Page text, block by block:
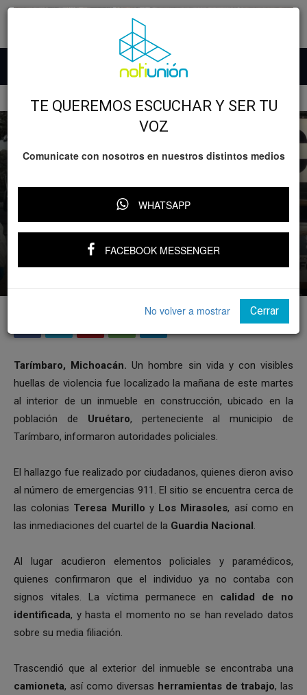
Michoacán
Hallan a hombre muerto y con huellas de
violencia en zona de Tarímbaro; está sin
Tarímbaro, Michoacán. Un hombre sin vida y con visibles
huellas de violencia fue localizado la mañana de este martes
al interior de un inmueble en construcción, ubicado en la
población de Uruétaro, perteneciente al municipio de
Tarímbaro, informaron autoridades policiales.
El hallazgo fue realizado por ciudadanos, quienes dieron aviso
al número de emergencias 911. El sitio se encuentra cerca de
las colonias Teresa Murillo y Los Mirasoles, así como en
las inmediaciones del cuartel de la Guardia Nacional.
Al lugar acudieron elementos policiales y paramédicos,
quienes confirmaron que el individuo ya no contaba con
signos vitales. La víctima permanece en calidad de no
identificada, y hasta el momento no se han revelado datos
sobre su media filiación.
Trascendió que al exterior del inmueble se encontraba una
camioneta, así como diversas herramientas de trabajo, las
TE QUEREMOS ESCUCHAR Y SER TU
VOZ
Comunicate con nosotros en nuestros distintos medios
WHATSAPP
FACEBOOK MESSENGER
No volver a mostrar Cerrar